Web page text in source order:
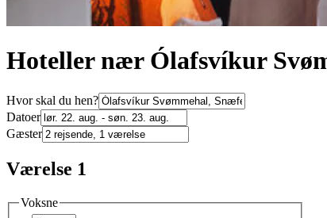
Hoteller nær Ólafsvíkur
Hvor skal du hen?
Datoer
Gæster
Værelse 1
Voksne